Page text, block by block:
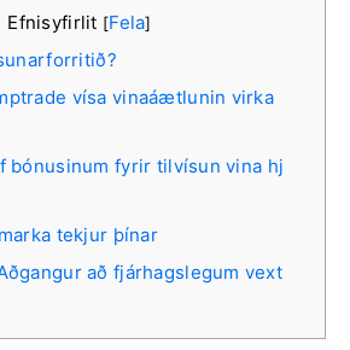
Efnisyfirlit [Fela]
vísa vinaáætlunin virka
bónusinum fyrir tilvísun vina hj
tekjur þínar
að fjárhagslegum vext